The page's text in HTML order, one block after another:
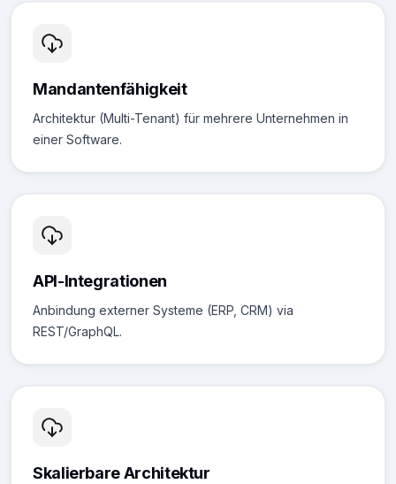
Mandantenfähigkeit
Architektur (Multi-Tenant) für mehrere Unternehmen in
einer Software.
API-Integrationen
Anbindung externer Systeme (ERP, CRM) via
REST/GraphQL.
Skalierbare Architektur